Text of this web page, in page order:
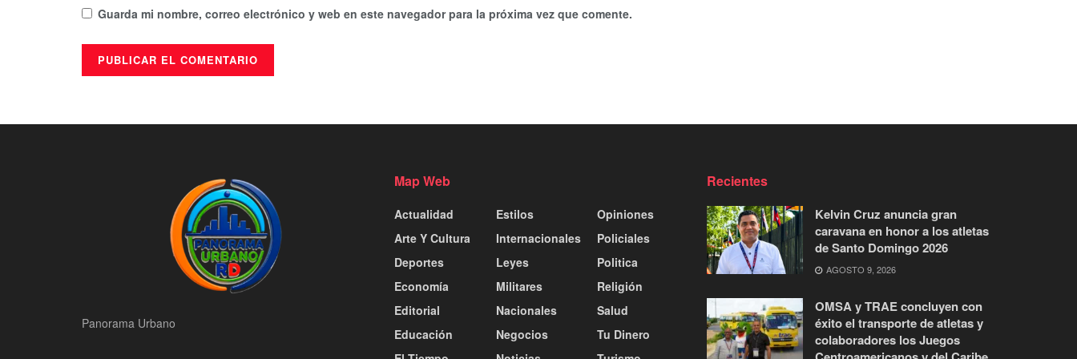
Guarda mi nombre, correo electrónico y web en este navegador para la próxima vez que comente.
Panorama Urbano
Map Web
Actualidad
Arte Y Cultura
Deportes
Economía
Editorial
Educación
Estilos
Internacionales
Leyes
Militares
Nacionales
Negocios
Opiniones
Policiales
Politica
Religión
Salud
Tu Dinero
Recientes
Kelvin Cruz anuncia gran
caravana en honor a los atletas
de Santo Domingo 2026
AGOSTO 9, 2026
OMSA y TRAE concluyen con
éxito el transporte de atletas y
colaboradores los Juegos